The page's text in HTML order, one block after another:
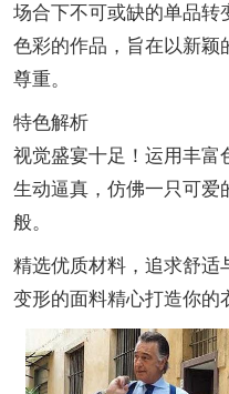
场合下不可或缺的单品转
色彩的作品，旨在以新颖
尊重。
特色解析
视觉盛宴十足！运用丰富
生动逼真，仿佛一只可爱
般。
精选优质材料，追求舒适
变形的面料精心打造你的